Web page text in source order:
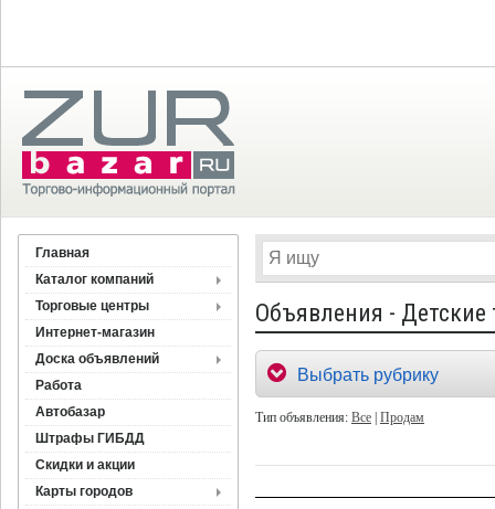
Главная
Каталог компаний
Торговые центры
Интернет-магазин
Доска объявлений
Работа
Автобазар
Штрафы ГИБДД
Скидки и акции
Карты городов
Объявления - Детские
Выбрать рубрику
Тип объявления: Все Продам